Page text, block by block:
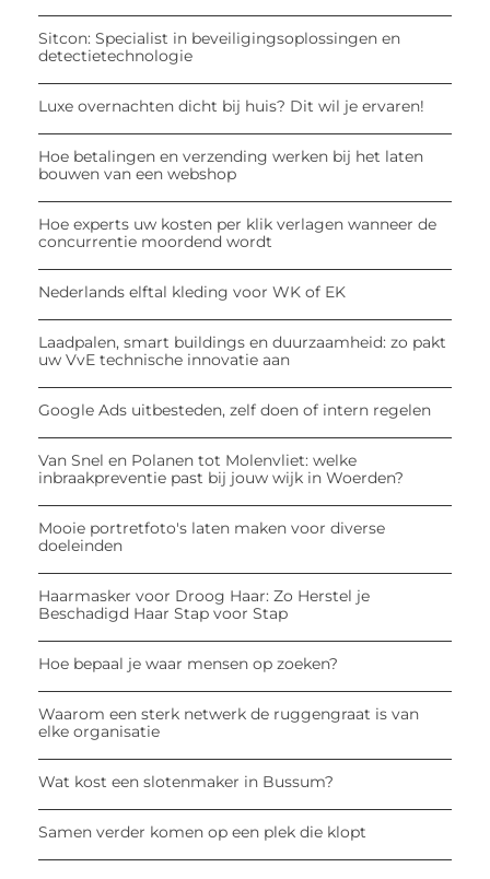
Sitcon: Specialist in beveiligingsoplossingen en
detectietechnologie
Luxe overnachten dicht bij huis? Dit wil je ervaren!
Hoe betalingen en verzending werken bij het laten
bouwen van een webshop
Hoe experts uw kosten per klik verlagen wanneer de
concurrentie moordend wordt
Nederlands elftal kleding voor WK of EK
Laadpalen, smart buildings en duurzaamheid: zo pakt
uw VvE technische innovatie aan
Google Ads uitbesteden, zelf doen of intern regelen
Van Snel en Polanen tot Molenvliet: welke
inbraakpreventie past bij jouw wijk in Woerden?
Mooie portretfoto's laten maken voor diverse
doeleinden
Haarmasker voor Droog Haar: Zo Herstel je
Beschadigd Haar Stap voor Stap
Hoe bepaal je waar mensen op zoeken?
Waarom een sterk netwerk de ruggengraat is van
elke organisatie
Wat kost een slotenmaker in Bussum?
Samen verder komen op een plek die klopt